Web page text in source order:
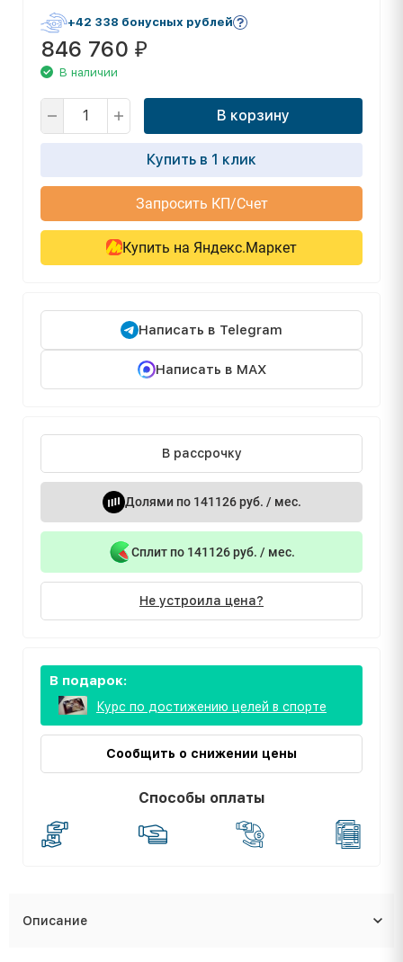
+42 338 бонусных рублей
846 760 ₽
В наличии
В корзину
Купить в 1 клик
Запросить КП/Счет
Купить на Яндекс.Маркет
Написать в Telegram
Написать в MAX
В рассрочку
Долями по 141126 руб. / мес.
Сплит по 141126 руб. / мес.
Не устроила цена?
В подарок:
Курс по достижению целей в спорте
Сообщить о снижении цены
Способы оплаты
Описание